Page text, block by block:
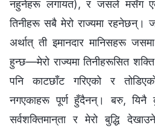
नहुनेहरू लगायत), र जसले मसँग
तिनीहरू सबै मेरो राज्यमा
अर्थात् ती इमानदार मानिसहरू
हुन्छ—मेरो राज्यमा तिनीहरूसित
पनि काटछाँट गरिएको र
नगएकाहरू पूर्ण हुँदैनन्। बरु, यिनै
सर्वशक्तिमान्‌ता र मेरो बुद्धि